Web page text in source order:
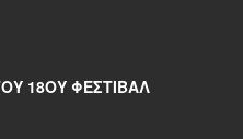
18ΟΥ ΦΕΣΤΙΒΆΛ